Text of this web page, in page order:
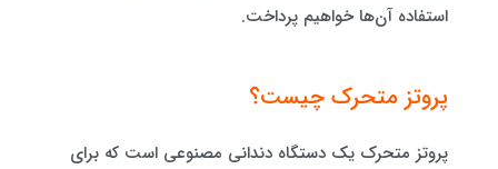
استفاده آن‌ها خواهیم پرداخت.
پروتز متحرک چیست؟
پروتز متحرک یک دستگاه دندانی مصنوعی است که برای